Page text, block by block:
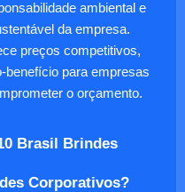
ambiental e
da empresa.
preços competitivos,
benefício para empresas
o orçamento.
Brasil Brindes
Corporativos?